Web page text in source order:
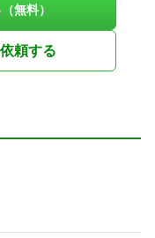
（無料）
頼する